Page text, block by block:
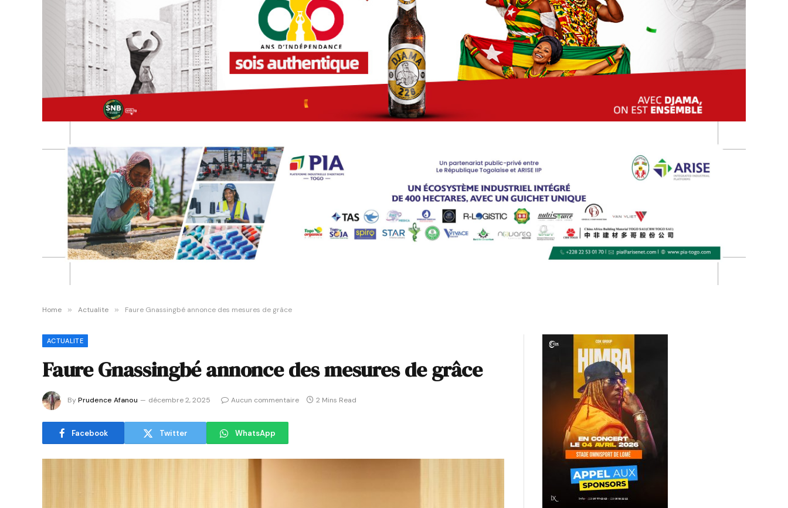
Home » Actualite » Faure Gnassingbé annonce des mesures de grâce
ACTUALITE
Faure Gnassingbé annonce des mesures de grâce
ByPrudence Afanou décembre 2, 2025 Aucun commentaire 2 Mins Read
Facebook Twitter WhatsApp